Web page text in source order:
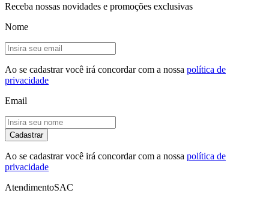
Receba nossas novidades e promoções exclusivas
Nome
Ao se cadastrar você irá concordar com a nossa política de
privacidade
Email
Cadastrar
Ao se cadastrar você irá concordar com a nossa política de
privacidade
AtendimentoSAC